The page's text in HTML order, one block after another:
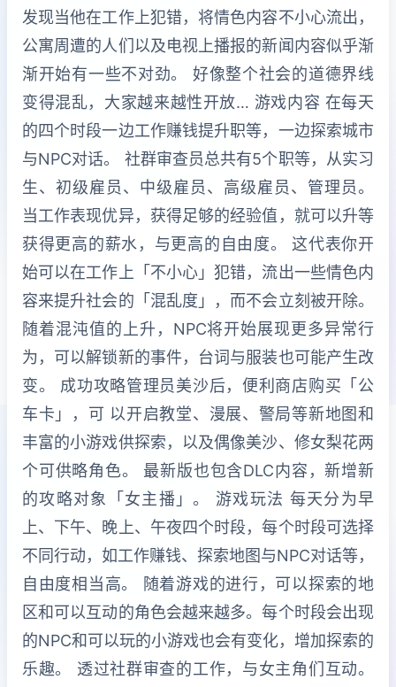
发现当他在工作上犯错，将情色内容不小心流出，
公寓周遭的人们以及电视上播报的新闻内容似乎渐
渐开始有一些不对劲。 好像整个社会的道德界线
变得混乱，大家越来越性开放… 游戏内容 在每天
的四个时段一边工作赚钱提升职等，一边探索城市
与NPC对话。 社群审查员总共有5个职等，从实习
生、初级雇员、中级雇员、高级雇员、管理员。
当工作表现优异，获得足够的经验值，就可以升等
获得更高的薪水，与更高的自由度。 这代表你开
始可以在工作上「不小心」犯错，流出一些情色内
容来提升社会的「混乱度」，而不会立刻被开除。
随着混沌值的上升，NPC将开始展现更多异常行
为，可以解锁新的事件，台词与服装也可能产生改
变。 成功攻略管理员美沙后，便利商店购买「公
车卡」，可 以开启教堂、漫展、警局等新地图和
丰富的小游戏供探索，以及偶像美沙、修女梨花两
个可供略角色。 最新版也包含DLC内容，新增新
的攻略对象「女主播」。 游戏玩法 每天分为早
上、下午、晚上、午夜四个时段，每个时段可选择
不同行动，如工作赚钱、探索地图与NPC对话等，
自由度相当高。 随着游戏的进行，可以探索的地
区和可以互动的角色会越来越多。每个时段会出现
的NPC和可以玩的小游戏也会有变化，增加探索的
乐趣。 透过社群审查的工作，与女主角们互动。